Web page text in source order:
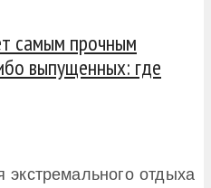
самым прочным
выпущенных: где
отдыха